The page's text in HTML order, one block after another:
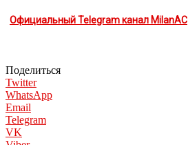
Официальный Telegram канал MilanAC
Поделиться
Twitter
WhatsApp
Email
Telegram
VK